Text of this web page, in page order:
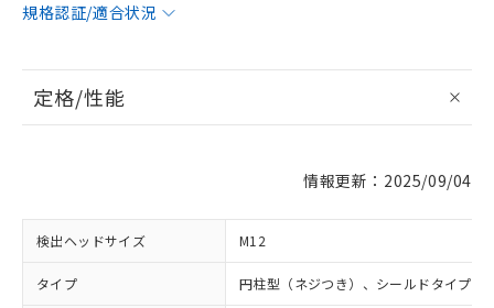
規格認証/適合状況
定格/性能
情報更新：2025/09/04
検出ヘッドサイズ M12
タイプ 円柱型（ネジつき）、シールドタイプ